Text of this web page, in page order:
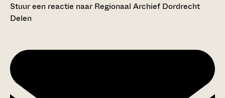
Stuur een reactie naar Regionaal Archief Dordrecht
Delen